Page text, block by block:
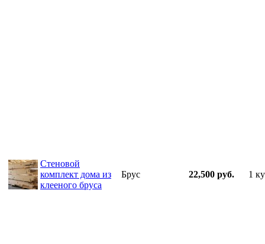
Стеновой
комплект дома из
клееного бруса
Брус 22,500 руб. 1